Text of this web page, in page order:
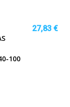
100
27,83 €